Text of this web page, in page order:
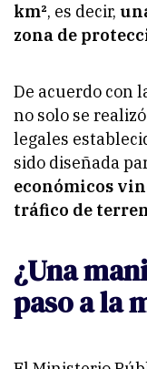
km², es decir,
zona de
De acuerdo con
no solo se
legales
sido diseñada
económicos
tráfico de
¿Una
paso a la